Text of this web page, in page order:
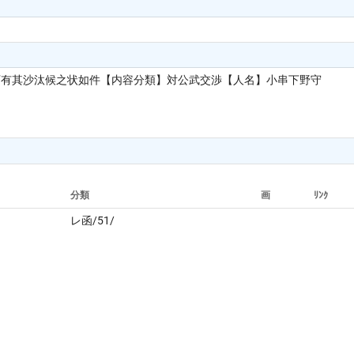
沙汰候之状如件【内容分類】対公武交渉【人名】小串下野守
分類 画 ﾘﾝｸ
レ函/51/